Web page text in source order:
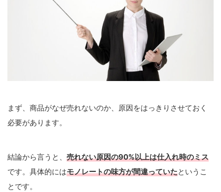
まず、商品がなぜ売れないのか、原因をはっきりさせておく
必要があります。
結論から言うと、 売れない原因の90%以上は仕入れ時のミス
です。具体的にはモノレートの味方が間違っていたというこ
とです。